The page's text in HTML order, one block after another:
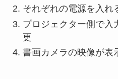
それぞれの電源を入れ
プロジェクター側で入
更
書画カメラの映像が表